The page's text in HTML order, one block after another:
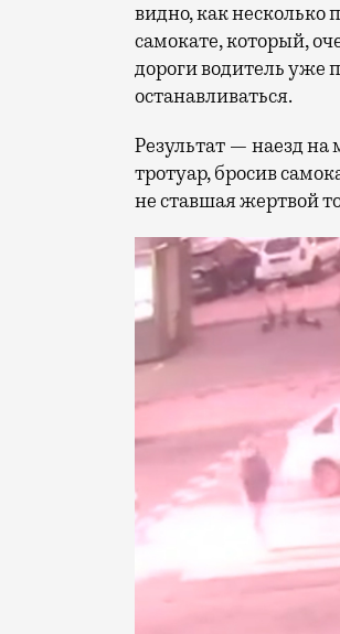
видно, как несколько
самокате, который,
дороги водитель уже
останавливаться.
Результат — наезд на
тротуар, бросив
не ставшая жертвой
Видеоплеер